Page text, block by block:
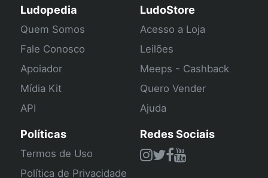
Ludopedia
Quem Somos
Fale Conosco
Apoiador
Mídia Kit
API
LudoStore
Acesso a Loja
Leilões
Meeps - Cashback
Quero Vender
Ajuda
Políticas
Termos de Uso
Política de Privacidade
Redes Sociais